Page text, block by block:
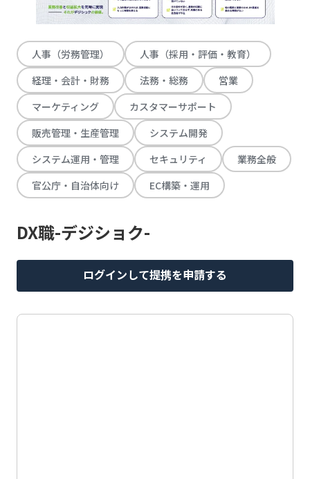
人事（労務管理）
人事（採用・評価・教育）
経理・会計・財務
法務・総務
営業
マーケティング
カスタマーサポート
販売管理・生産管理
システム開発
システム運用・管理
セキュリティ
業務全般
官公庁・自治体向け
EC構築・運用
DX職-デジショク-
ログインして提携を申請する